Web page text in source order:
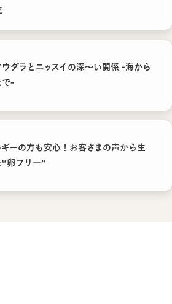
ウダラとニッスイの深〜い関係 -海から
で-
ギーの方も安心！お客さまの声から生
“卵フリー”